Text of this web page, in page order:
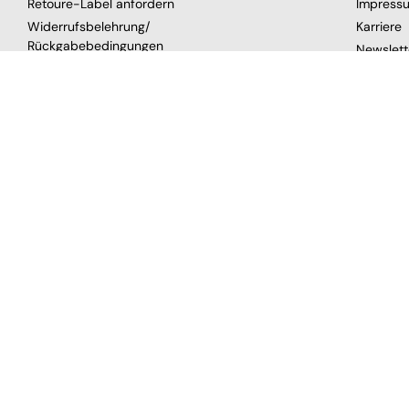
Retoure-Label anfordern
Widerrufsbelehrung/
Rückgabebedingungen
Karriere